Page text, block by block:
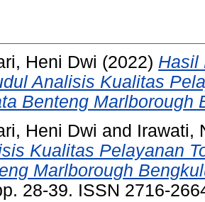
Heni Dwi (2022) Hasil
Analisis Kualitas
Benteng Marlborough
Heni Dwi and Irawati,
Kualitas Pelayanan
Marlborough
28-39. ISSN 2716-